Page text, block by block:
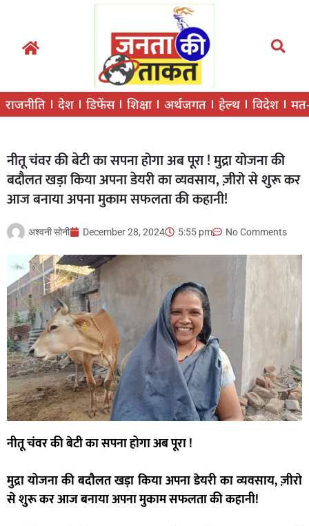
राजनीति देश डिफेंस शिक्षा अर्थजगत हेल्थ विदेश
नीतू चंवर की बेटी का सपना होगा अब पूरा ! मुद्रा योजना की
बदौलत खड़ा किया अपना डेयरी का व्यवसाय, ज़ीरो से शुरू कर
आज बनाया अपना मुकाम सफलता की कहानी!
अश्वनी सोनी December 28, 2024 5:55 pm No Comments
नीतू चंवर की बेटी का सपना होगा अब पूरा !
मुद्रा योजना की बदौलत खड़ा किया अपना डेयरी का व्यवसाय, ज़ीरो
से शुरू कर आज बनाया अपना मुकाम सफलता की कहानी!